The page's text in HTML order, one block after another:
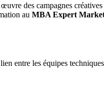
des campagnes
au MBA Expert
entre les équipes